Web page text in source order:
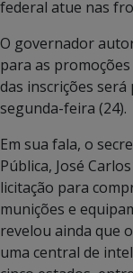
federal atue nas
O governador
para as
das inscrições
segunda-feira (24).
Em sua fala, o
Pública, José
licitação para
munições e
revelou ainda que
uma central de